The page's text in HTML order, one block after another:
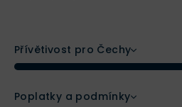
Přívětivost pro Čechy
Poplatky a podmínky